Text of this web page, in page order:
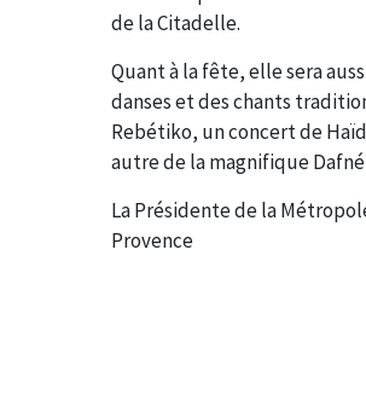
de la Citadelle.
Quant à la fête, elle sera
danses et des chants
Rebétiko, un concert de
autre de la magnifique
La Présidente de la
Provence